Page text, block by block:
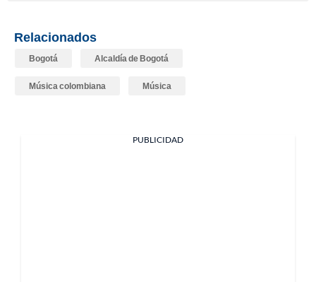
Relacionados
Bogotá Alcaldía de Bogotá
Música colombiana Música
PUBLICIDAD